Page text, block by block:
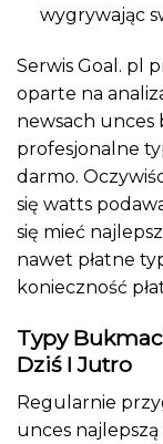
wygrywając
Serwis Goal. pl
oparte na
newsach unces
profesjonalne
darmo.
się watts
się mieć
nawet płatne
konieczność
Typy
Dziś I Jutro
Regularnie
unces